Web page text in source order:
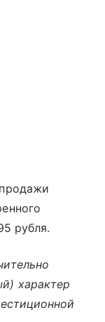
рубля.
характер